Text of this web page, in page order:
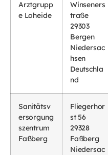
Arztgrupp
e Loheide
Winseners
traße
29303
Bergen
Niedersac
hsen
Deutschla
nd
Sanitätsv
ersorgung
szentrum
Faßberg
Fliegerhor
st 56
29328
Faßberg
Niedersac